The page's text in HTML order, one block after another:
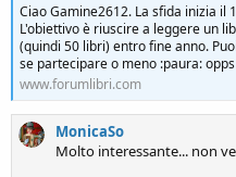
Ciao Gamine2612. La sfida inizia il
L'obiettivo è riuscire a leggere un
(quindi 50 libri) entro fine anno.
se partecipare o meno :paura:
www.forumlibri.com
MonicaSo
Molto interessante... non